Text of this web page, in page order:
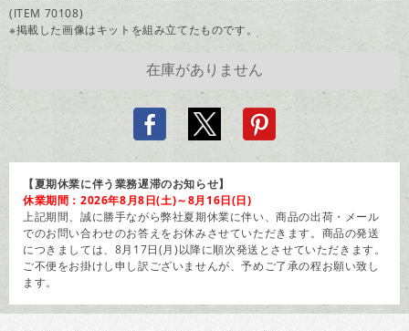
(ITEM 70108)
※掲載した画像はキットを組み立てたものです。
【夏期休業に伴う業務遅滞のお知らせ】
休業期間：2026年8月8日(土)～8月16日(日)
上記期間、誠に勝手ながら弊社夏期休業に伴い、商品の出荷・メール
でのお問い合わせのお答えをお休みさせていただきます。商品の発送
につきましては、8月17日(月)以降に順次発送とさせていただきます。
ご不便をお掛けし申し訳ございませんが、予めご了承の程お願い致し
ます。